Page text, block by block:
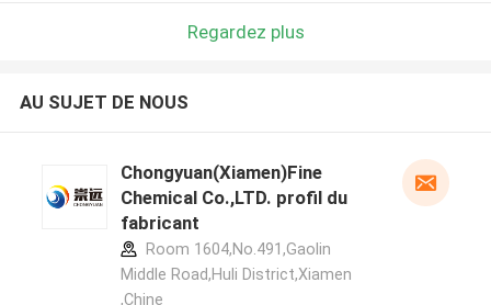
Regardez plus
AU SUJET DE NOUS
Chongyuan(Xiamen)Fine
Chemical Co.,LTD. profil du
fabricant
Room 1604,No.491,Gaolin
Middle Road,Huli District,Xiamen
,Chine